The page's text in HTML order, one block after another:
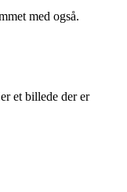
med også.
et billede der er